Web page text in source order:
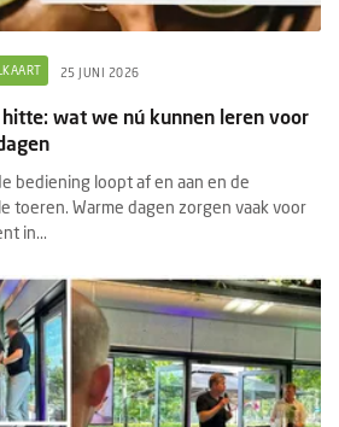
25 JUNI 2026
wat we nú kunnen leren voor
bediening loopt af en aan en de
toeren. Warme dagen zorgen vaak voor
in...